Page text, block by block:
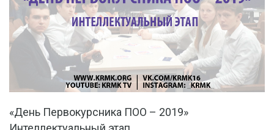
«День Первокурсника ПОО – 2019»